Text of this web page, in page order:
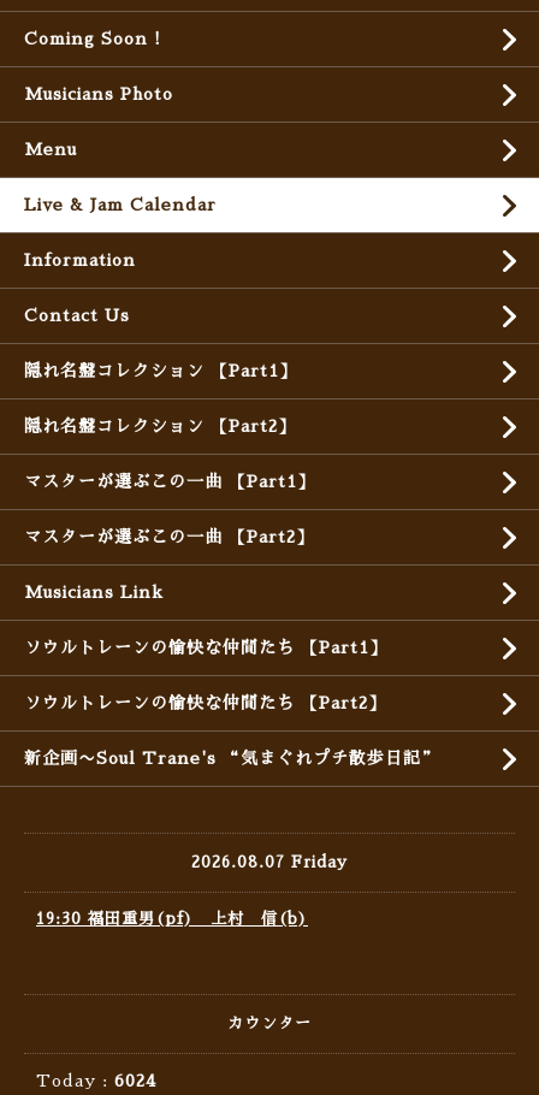
Coming Soon !
Musicians Photo
Menu
Live & Jam Calendar
Information
Contact Us
隠れ名盤コレクション 【Part1】
隠れ名盤コレクション 【Part2】
マスターが選ぶこの一曲 【Part1】
マスターが選ぶこの一曲 【Part2】
Musicians Link
ソウルトレーンの愉快な仲間たち 【Part1】
ソウルトレーンの愉快な仲間たち 【Part2】
新企画〜Soul Trane's “気まぐれプチ散歩日記”
2026.08.07 Friday
19:30 福田重男(pf) 上村 信(b)
カウンター
Today : 6024